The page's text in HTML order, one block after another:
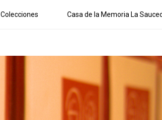
Colecciones Casa de la Memoria La